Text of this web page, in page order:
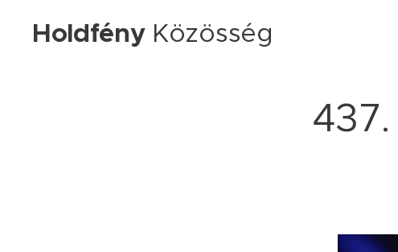
HoldfényKözösség